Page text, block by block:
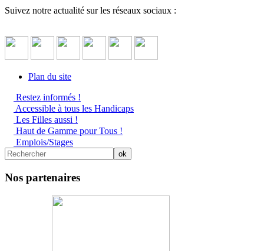
Suivez notre actualité sur les réseaux sociaux :
Plan du site
Restez informés !
Accessible à tous les Handicaps
Les Filles aussi !
Haut de Gamme pour Tous !
Emplois/Stages
Nos partenaires